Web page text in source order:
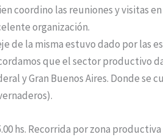
coordino las reuniones y visitas
organización.
de la misma estuvo dado por las
que el sector productivo
y Gran Buenos Aires. Donde se
hs. Recorrida por zona